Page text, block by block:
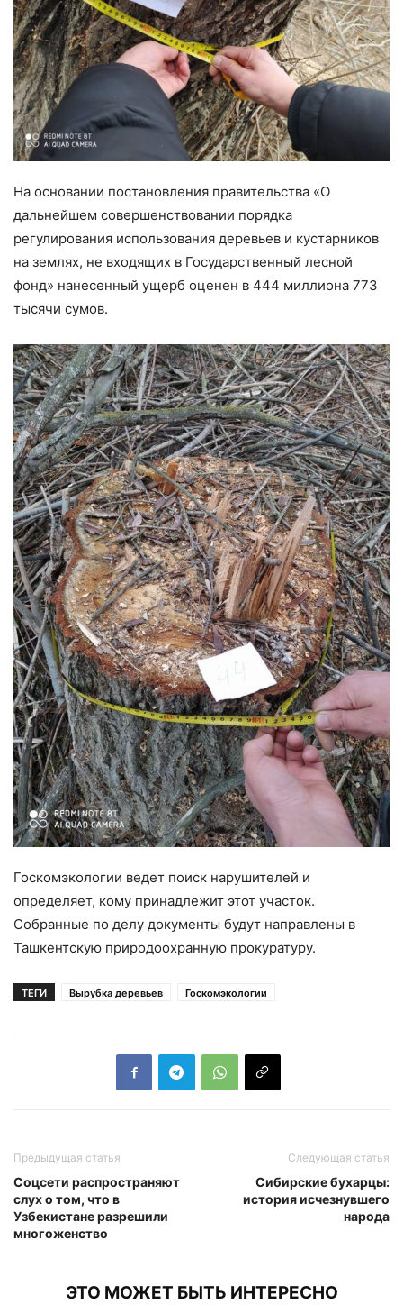
На основании постановления правительства «О
дальнейшем совершенствовании порядка
регулирования использования деревьев и кустарников
на землях, не входящих в Государственный лесной
фонд» нанесенный ущерб оценен в 444 миллиона 773
тысячи сумов.
Госкомэкологии ведет поиск нарушителей и
определяет, кому принадлежит этот участок.
Собранные по делу документы будут направлены в
Ташкентскую природоохранную прокуратуру.
ТЕГИ Вырубка деревьев Госкомэкологии
Предыдущая статья
Соцсети распространяют
слух о том, что в
Узбекистане разрешили
многоженство
Следующая статья
Сибирские бухарцы:
история исчезнувшего
народа
ЭТО МОЖЕТ БЫТЬ ИНТЕРЕСНО